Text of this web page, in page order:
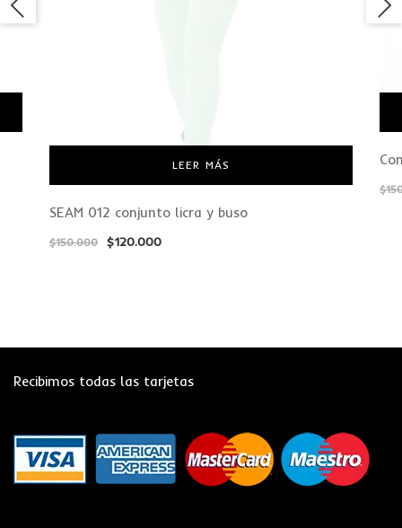
LEER MÁS
SEAM 012 conjunto licra y buso
$150.000 $120.000
$
Recibimos todas las tarjetas